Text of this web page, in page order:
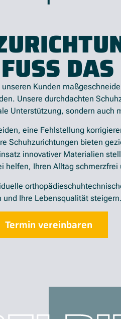
DAS
Kunden
Unsere durchdachten
Unterstützung, sondern auch
eine Fehlstellung
Schuhzurichtungen bieten
innovativer Materialien
helfen, Ihren Alltag
und Ihre Lebensqualität steigern.
Termin vereinbaren